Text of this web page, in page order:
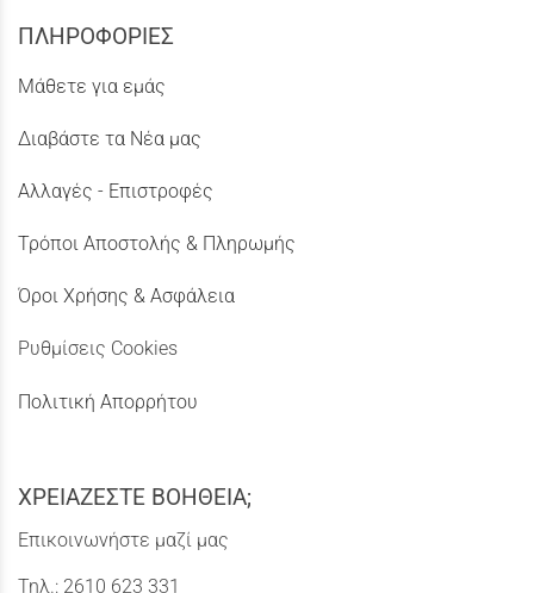
ΠΛΗΡΟΦΟΡΙΕΣ
Μάθετε για εμάς
Διαβάστε τα Νέα μας
Αλλαγές - Επιστροφές
Τρόποι Αποστολής & Πληρωμής
Όροι Χρήσης & Ασφάλεια
Ρυθμίσεις Cookies
Πολιτική Απορρήτου
ΧΡΕΙΑΖΕΣΤΕ ΒΟΗΘΕΙΑ;
Επικοινωνήστε μαζί μας
Τηλ.: 2610 623 331